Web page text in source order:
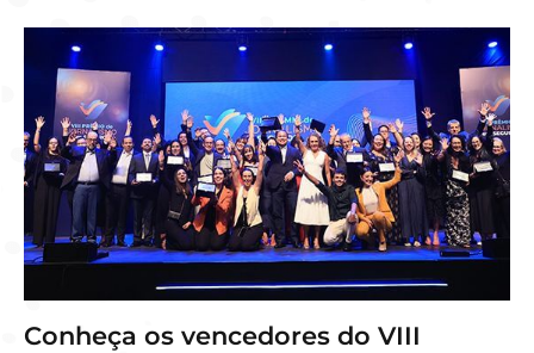
Conheça os vencedores do VIII